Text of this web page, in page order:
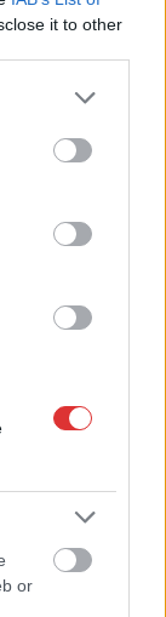
it to other
more Google
may click to
tags to
below Google
or